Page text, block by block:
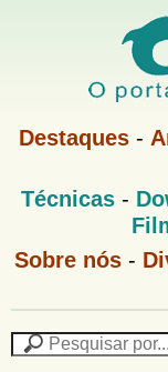
o
G
f
i
n
M
u
Destaques-
M
e
P
Técnicas-
G
n
Sobre nós -
e